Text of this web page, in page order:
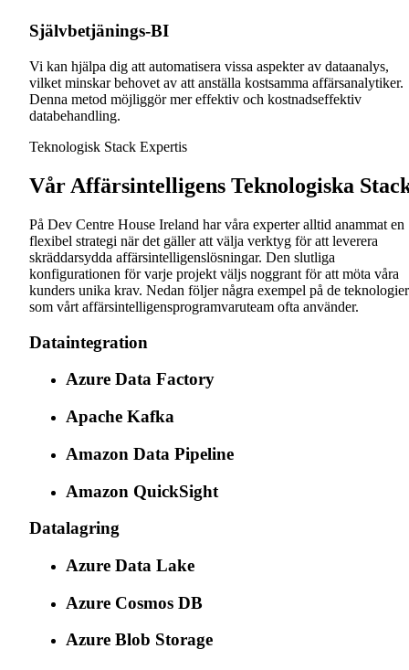
Självbetjänings-BI
Vi kan hjälpa dig att automatisera vissa aspekter av dataanalys,
vilket minskar behovet av att anställa kostsamma affärsanalytiker.
Denna metod möjliggör mer effektiv och kostnadseffektiv
databehandling.
Teknologisk Stack Expertis
Vår Affärsintelligens Teknologiska
På Dev Centre House Ireland har våra experter alltid anammat en
flexibel strategi när det gäller att välja verktyg för att leverera
skräddarsydda affärsintelligenslösningar. Den slutliga
konfigurationen för varje projekt väljs noggrant för att möta våra
kunders unika krav. Nedan följer några exempel på de teknologier
som vårt affärsintelligensprogramvaruteam ofta använder.
Dataintegration
Azure Data Factory
Apache Kafka
Amazon Data Pipeline
Amazon QuickSight
Datalagring
Azure Data Lake
Azure Cosmos DB
Azure Blob Storage